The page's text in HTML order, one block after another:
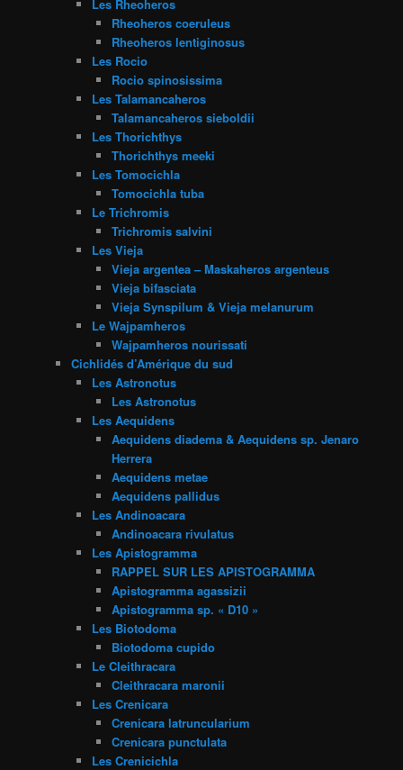
Les Rheoheros
Rheoheros coeruleus
Rheoheros lentiginosus
Les Rocio
Rocio spinosissima
Les Talamancaheros
Talamancaheros sieboldii
Les Thorichthys
Thorichthys meeki
Les Tomocichla
Tomocichla tuba
Le Trichromis
Trichromis salvini
Les Vieja
Vieja argentea – Maskaheros argenteus
Vieja bifasciata
Vieja Synspilum & Vieja melanurum
Le Wajpamheros
Wajpamheros nourissati
Cichlidés d’Amérique du sud
Les Astronotus
Les Astronotus
Les Aequidens
Aequidens diadema & Aequidens sp. Jenaro
Herrera
Aequidens metae
Aequidens pallidus
Les Andinoacara
Andinoacara rivulatus
Les Apistogramma
RAPPEL SUR LES APISTOGRAMMA
Apistogramma agassizii
Apistogramma sp. « D10 »
Les Biotodoma
Biotodoma cupido
Le Cleithracara
Cleithracara maronii
Les Crenicara
Crenicara latruncularium
Crenicara punctulata
Les Crenicichla